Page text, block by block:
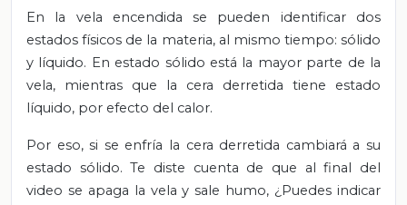
En la vela encendida se pueden identificar dos
estados físicos de la materia, al mismo tiempo: sólido
y líquido. En estado sólido está la mayor parte de la
vela, mientras que la cera derretida tiene estado
líquido, por efecto del calor.
Por eso, si se enfría la cera derretida cambiará a su
estado sólido. Te diste cuenta de que al final del
video se apaga la vela y sale humo, ¿Puedes indicar